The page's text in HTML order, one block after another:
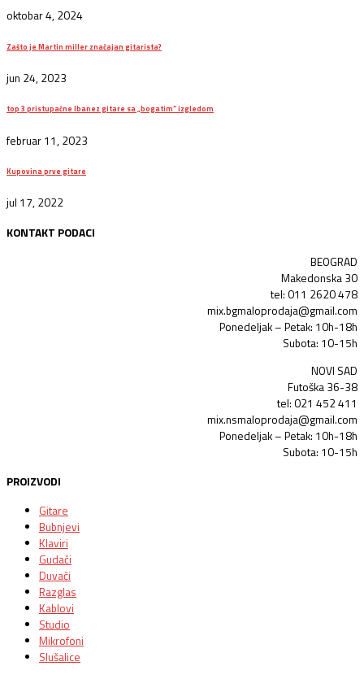
oktobar 4, 2024
Zašto je Martin miller značajan gitarista?
jun 24, 2023
top 3 pristupačne Ibanez gitare sa „bogatim“ izgledom
februar 11, 2023
Kupovina prve gitare
jul 17, 2022
KONTAKT PODACI
BEOGRAD
Makedonska 30
tel: 011 2620 478
mix.bgmaloprodaja@gmail.com
Ponedeljak – Petak: 10h-18h
Subota: 10-15h
NOVI SAD
Futoška 36-38
tel: 021 452 411
mix.nsmaloprodaja@gmail.com
Ponedeljak – Petak: 10h-18h
Subota: 10-15h
PROIZVODI
Gitare
Bubnjevi
Klaviri
Gudači
Duvači
Razglas
Kablovi
Studio
Mikrofoni
Slušalice